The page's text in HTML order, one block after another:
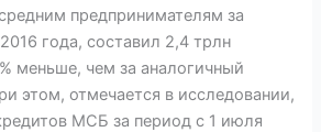
предпринимателям за
года, составил 2,4 трлн
меньше, чем за аналогичный
этом, отмечается в исследовании,
МСБ за период с 1 июля